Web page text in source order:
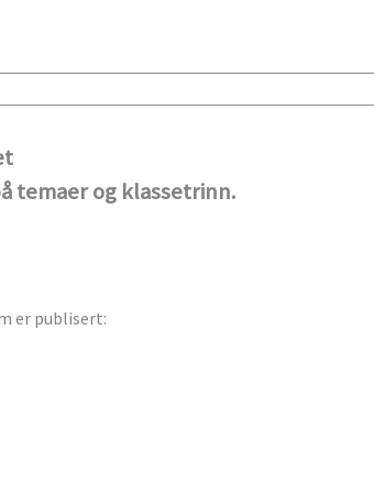
temaer og klassetrinn.
er publisert: